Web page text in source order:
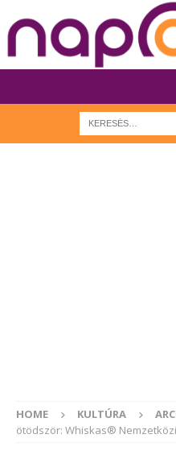
HOME KULTÚRA
ötödször: Whiskas®